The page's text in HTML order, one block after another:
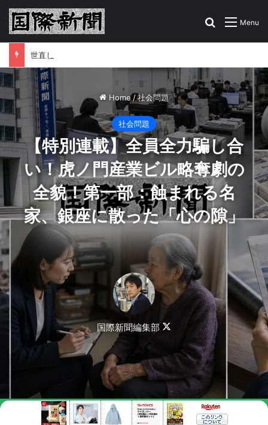
Menu
Search for
Home/社会問題
社会問題
【特別連載】全員全力騙し合
い！虎ノ門産業ビル略奪劇の
全貌！第一部：蝕まれる名
家、銀座に散った「心の隙」
国際新聞編集部
X